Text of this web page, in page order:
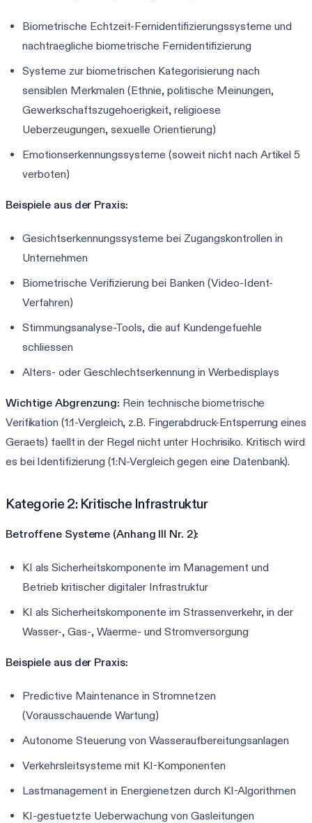
Biometrische Echtzeit-Fernidentifizierungssysteme und
nachtraegliche biometrische Fernidentifizierung
Systeme zur biometrischen Kategorisierung nach
sensiblen Merkmalen (Ethnie, politische Meinungen,
Gewerkschaftszugehoerigkeit, religioese
Ueberzeugungen, sexuelle Orientierung)
Emotionserkennungssysteme (soweit nicht nach Artikel 5
verboten)
Beispiele aus der Praxis:
Gesichtserkennungssysteme bei Zugangskontrollen in
Unternehmen
Biometrische Verifizierung bei Banken (Video-Ident-
Verfahren)
Stimmungsanalyse-Tools, die auf Kundengefuehle
schliessen
Alters- oder Geschlechtserkennung in Werbedisplays
Wichtige Abgrenzung: Rein technische biometrische
Verifikation (1:1-Vergleich, z.B. Fingerabdruck-Entsperrung eines
Geraets) faellt in der Regel nicht unter Hochrisiko. Kritisch wird
es bei Identifizierung (1:N-Vergleich gegen eine Datenbank).
Kategorie 2: Kritische Infrastruktur
Betroffene Systeme (Anhang III Nr. 2):
KI als Sicherheitskomponente im Management und
Betrieb kritischer digitaler Infrastruktur
KI als Sicherheitskomponente im Strassenverkehr, in der
Wasser-, Gas-, Waerme- und Stromversorgung
Beispiele aus der Praxis:
Predictive Maintenance in Stromnetzen
(Vorausschauende Wartung)
Autonome Steuerung von Wasseraufbereitungsanlagen
Verkehrsleitsysteme mit KI-Komponenten
Lastmanagement in Energienetzen durch KI-Algorithmen
KI-gestuetzte Ueberwachung von Gasleitungen